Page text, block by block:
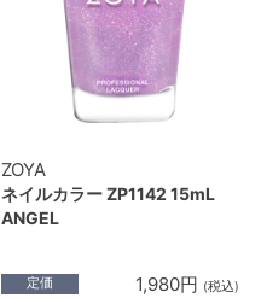
ZOYA
ネイルカラー ZP1142 15mL
ANGEL
定価 1,980円 (税込)